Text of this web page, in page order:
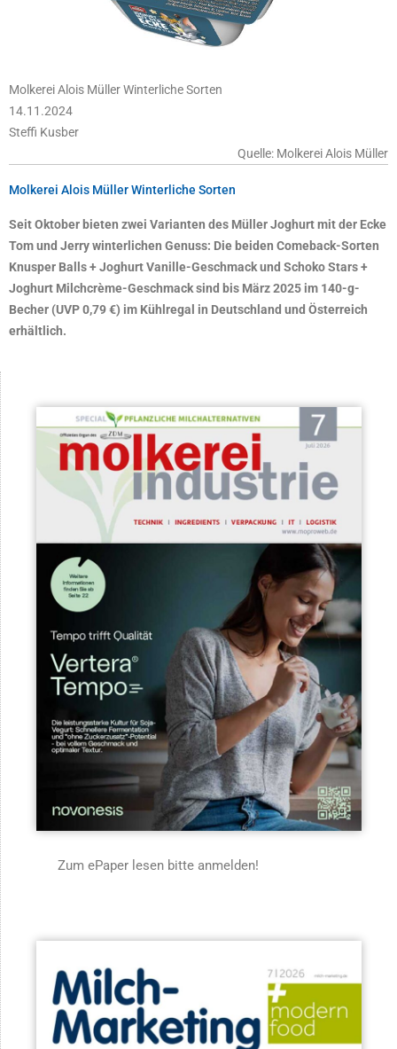
Molkerei Alois Müller Winterliche Sorten
14.11.2024
Steffi Kusber
Quelle: Molkerei Alois Müller
Molkerei Alois Müller Winterliche Sorten
Seit Oktober bieten zwei Varianten des Müller Joghurt mit der Ecke
Tom und Jerry winterlichen Genuss: Die beiden Comeback-Sorten
Knusper Balls + Joghurt Vanille-Geschmack und Schoko Stars +
Joghurt Milchcrème-Geschmack sind bis März 2025 im 140-g-
Becher (UVP 0,79 €) im Kühlregal in Deutschland und Österreich
erhältlich.
Zum ePaper lesen bitte anmelden!